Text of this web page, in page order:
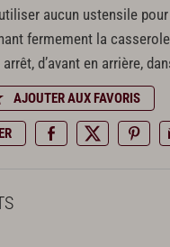
aucun ustensile
fermement la
d’avant en arrière,
AJOUTER AUX FAVORIS